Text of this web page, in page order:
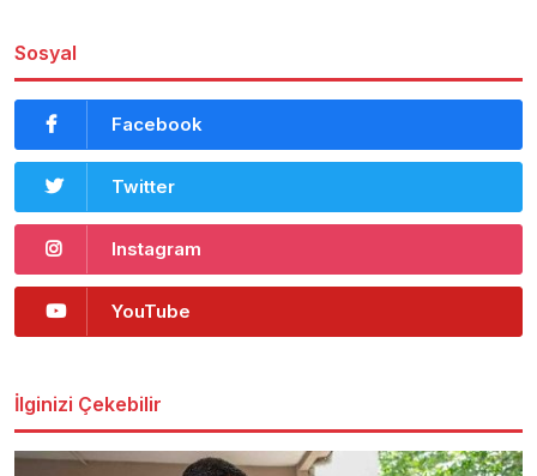
Sosyal
Facebook
Twitter
Instagram
YouTube
İlginizi Çekebilir